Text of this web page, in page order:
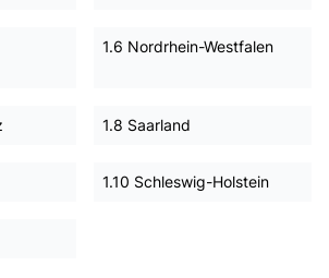
1.6 Nordrhein-Westfalen
1.8 Saarland
1.10 Schleswig-Holstein